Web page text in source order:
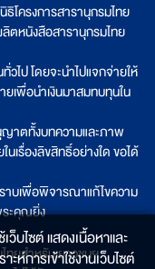
โครงการสารานุกรมไทย
ตหนังสือสารานุกรมไทย
วไป โดยจะนำไปแจกจ่ายให้
ยเพื่อนำเงินมาสมทบทุนใน
ญาตทั้งบทความและภาพ
เรื่องลิขสิทธิ์อย่างใด ขอได้
าบเพื่อพิจารณาแก้ไขความ
ะคุณยิ่ง
ทยสำหรับเยาวชนฯ
บไซต์ แสดงเนื้อหาและ
ห์การเข้าใช้งานเว็บไซต์